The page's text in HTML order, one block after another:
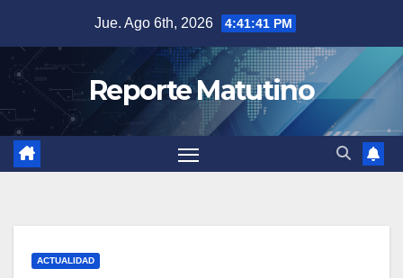
contenido
Jue. Ago 6th, 2026 4:41:42 PM
Reporte Matutino
ACTUALIDAD